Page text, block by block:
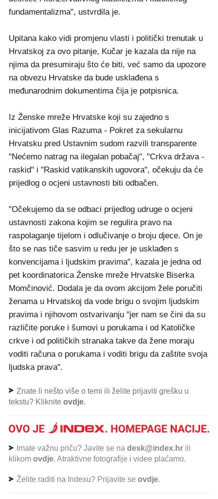
fundamentalizma", ustvrdila je.
Upitana kako vidi promjenu vlasti i politički trenutak u
Hrvatskoj za ovo pitanje, Kučar je kazala da nije na
njima da presumiraju što će biti, već samo da upozore
na obvezu Hrvatske da bude usklađena s
međunarodnim dokumentima čija je potpisnica.
Iz Ženske mreže Hrvatske koji su zajedno s
inicijativom Glas Razuma - Pokret za sekularnu
Hrvatsku pred Ustavnim sudom razvili transparente
"Nećemo natrag na ilegalan pobačaj", "Crkva država -
raskid" i "Raskid vatikanskih ugovora", očekuju da će
prijedlog o ocjeni ustavnosti biti odbačen.
"Očekujemo da se odbaci prijedlog udruge o ocjeni
ustavnosti zakona kojim se regulira pravo na
raspolaganje tijelom i odlučivanje o broju djece. On je
što se nas tiče sasvim u redu jer je usklađen s
konvencijama i ljudskim pravima", kazala je jedna od
pet koordinatorica Ženske mreže Hrvatske Biserka
Momčinović. Dodala je da ovom akcijom žele poručiti
ženama u Hrvatskoj da vode brigu o svojim ljudskim
pravima i njihovom ostvarivanju "jer nam se čini da su
različite poruke i šumovi u porukama i od Katoličke
crkve i od političkih stranaka takve da žene moraju
voditi računa o porukama i voditi brigu da zaštite svoja
ljudska prava".
Znate li nešto više o temi ili želite prijaviti grešku u
tekstu? Kliknite ovdje.
Imate važnu priču? Javite se na desk@index.hr ili
klikom ovdje. Atraktivne fotografije i videe plaćamo.
Želite raditi na Indexu? Prijavite se ovdje.